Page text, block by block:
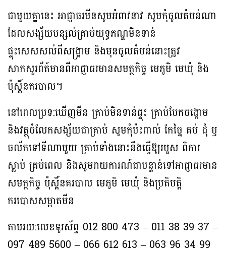
ជាមួយគ្នានេះ អាជ្ញាធរមីនសូមអំពាវនាវ សូមកុំចូលតំបន់ណា
ដែលសង្ស័យបន្សល់គ្រាប់យុទ្ធភណ្ឌមិនទាន់
ផ្ទុះសេសសល់ពីសង្គ្រាម និងមុនចូលតំបន់នោះត្រូវ
សាកសួរព័ត៍មានពីអាជ្ញាធរមានសមត្ថកិច្ច មេភូមិ​ មេឃុំ​ និង
ប៉ុស្តិ៍នគរបាល។
នៅពេលប្រទ:ឃើញមីន គ្រាប់មិនទាន់ផ្ទុះ​ គ្រាប់បែកចង្កោម
និងវត្ថុចំលែកសង្ស័យជាគ្រាប់ សូមកុំប៉ះពាល់​ កែច្នៃ​ គប់​ ដុំ​ ឫ
ចល័តទៅទីណាមួយ គ្រាប់ទាំងនោះនឹងធ្វើឨ្យរបួស ពិការ​
ស្លាប់​ គ្រប់ពេល​ និងសូមរាយការណ៍ជាបន្ទាន់ទៅអាជ្ញាធរមាន
សមត្ថកិច្ច​ ប៉ុស្តិ៍នគរបាល​ មេភូមិ​ មេឃុំ​ និងប្រតិបត្តិ
ករបោសសម្អាតមីន
តាមរយ:លេខទូរស័ព្ទ 012 800 473 – 011 38 39 37 –
097 489 5600 – 066 612 613 – 063 96 34 99